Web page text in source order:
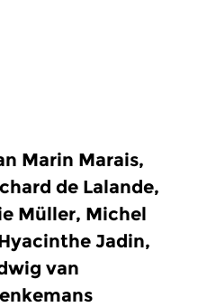
Marin Marais,
de Lalande,
Müller, Michel
Jadin,
van